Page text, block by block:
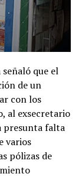
que el
de un
con los
al exsecretario
presunta falta
varios
pólizas de